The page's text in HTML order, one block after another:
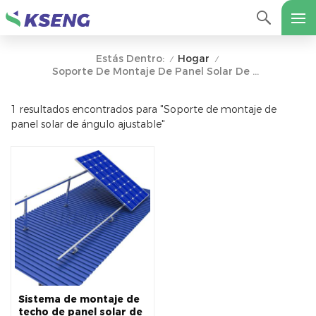
Estás Dentro: / Hogar /
Soporte De Montaje De Panel Solar De Ángulo Ajustable
1 resultados encontrados para "Soporte de montaje de
panel solar de ángulo ajustable"
Sistema de montaje de
techo de panel solar de